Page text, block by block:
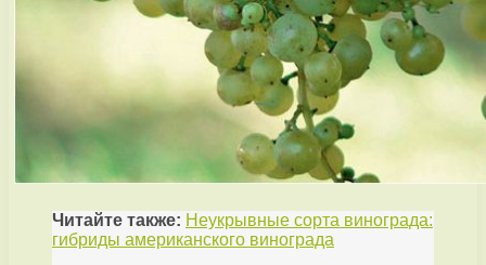
Читайте также: Неукрывные сорта винограда:
гибриды американского винограда